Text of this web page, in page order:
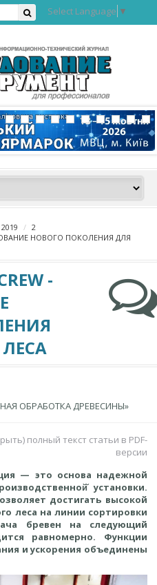
Select Language ▼
2019
2
НОВОГО ПОКОЛЕНИЯ ДЛЯ
-
ОБРАБОТКА ДРЕВЕСИНЫ»
полный текст статьи в PDF-
версии
— это основа надежной
установки.
достигать высокой
леса на линии сортировки
бревен на следующий
равномерно. Функции
и ускорения объединены